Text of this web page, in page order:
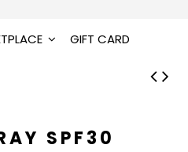
GIFT CARD
SPF30